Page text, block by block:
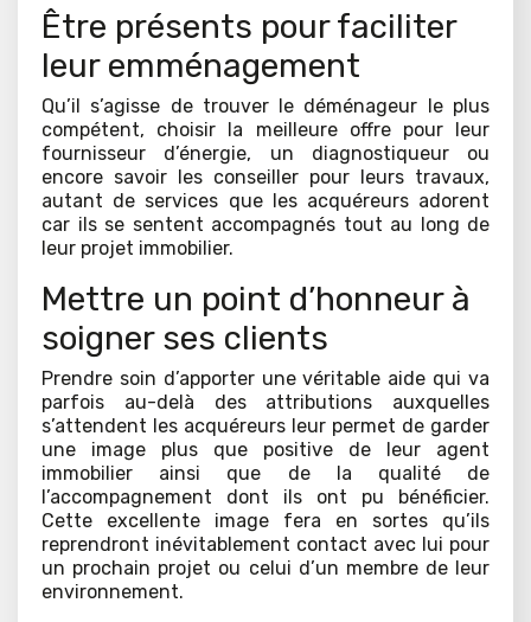
Être présents pour faciliter
leur emménagement
Qu’il s’agisse de trouver le déménageur le plus
compétent, choisir la meilleure offre pour leur
fournisseur d’énergie, un diagnostiqueur ou
encore savoir les conseiller pour leurs travaux,
autant de services que les acquéreurs adorent
car ils se sentent accompagnés tout au long de
leur projet immobilier.
Mettre un point d’honneur à
soigner ses clients
Prendre soin d’apporter une véritable aide qui va
parfois au-delà des attributions auxquelles
s’attendent les acquéreurs leur permet de garder
une image plus que positive de leur agent
immobilier ainsi que de la qualité de
l’accompagnement dont ils ont pu bénéficier.
Cette excellente image fera en sortes qu’ils
reprendront inévitablement contact avec lui pour
un prochain projet ou celui d’un membre de leur
environnement.